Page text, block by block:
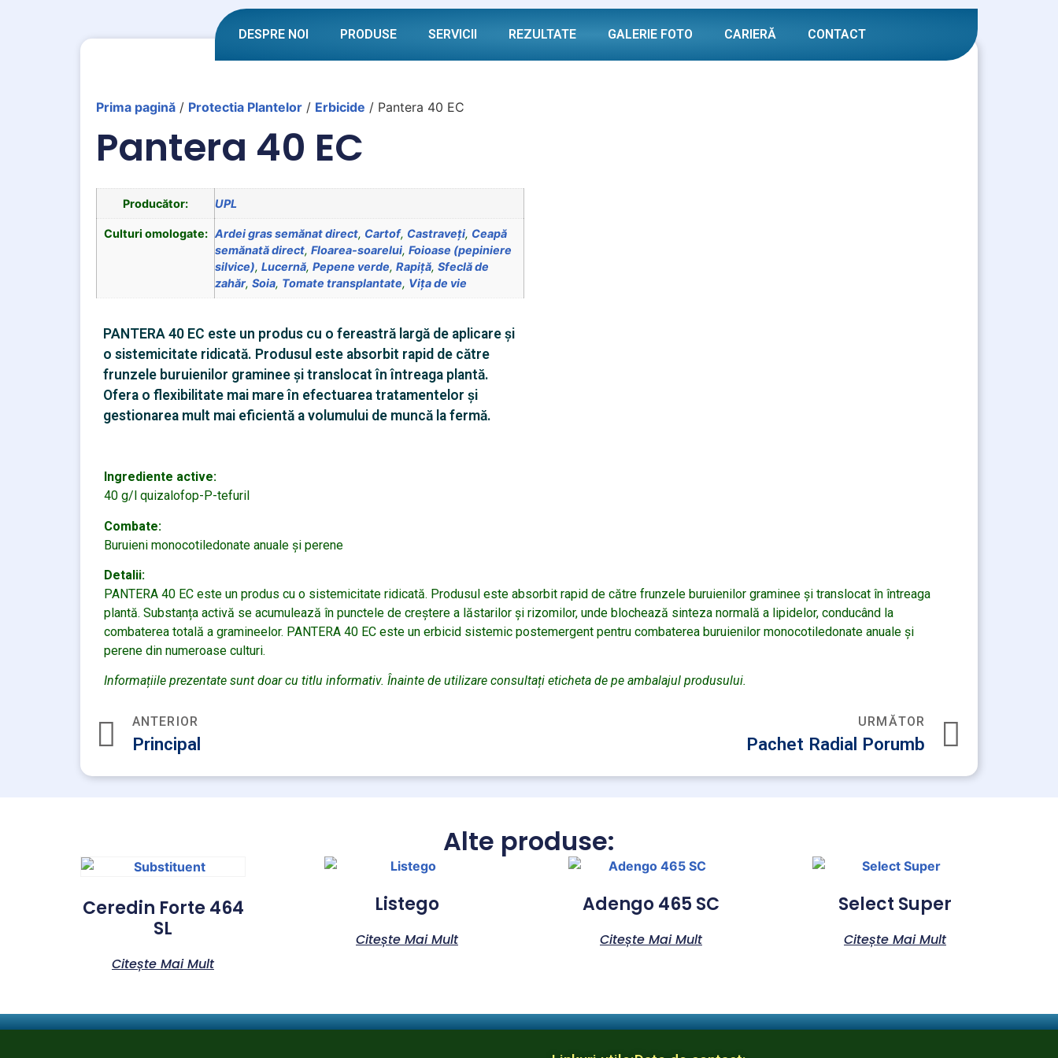
DESPRE NOI PRODUSE SERVICII REZULTATE GALERIE FOTO CARIERĂ CONTACT
Prima pagină / Protectia Plantelor / Erbicide / Pantera 40 EC
Pantera 40 EC
Producător: UPL
Culturi omologate: Ardei gras semănat direct, Cartof, Castraveţi, Ceapă
semănată direct, Floarea-soarelui, Foioase (pepiniere
silvice), Lucernă, Pepene verde, Rapiță, Sfeclă de
zahăr, Soia, Tomate transplantate, Viţa de vie
PANTERA 40 EC este un produs cu o fereastră largă de aplicare și
o sistemicitate ridicată. Produsul este absorbit rapid de către
frunzele buruienilor graminee și translocat în întreaga plantă.
Ofera o flexibilitate mai mare în efectuarea tratamentelor și
gestionarea mult mai eficientă a volumului de muncă la fermă.
Ingrediente active:
40 g/l quizalofop-P-tefuril
Combate:
Buruieni monocotiledonate anuale și perene
Detalii:
PANTERA 40 EC este un produs cu o sistemicitate ridicată. Produsul este absorbit rapid de către frunzele buruienilor graminee și translocat în întreaga
plantă. Substanța activă se acumulează în punctele de creștere a lăstarilor și rizomilor, unde blochează sinteza normală a lipidelor, conducând la
combaterea totală a gramineelor. PANTERA 40 EC este un erbicid sistemic postemergent pentru combaterea buruienilor monocotiledonate anuale și
perene din numeroase culturi.
Informațiile prezentate sunt doar cu titlu informativ. Înainte de utilizare consultați eticheta de pe ambalajul produsului.
ANTERIOR
Principal
URMĂTOR
Pachet Radial Porumb
Alte produse:
Ceredin Forte 464
SL
Citește Mai Mult
Listego
Citește Mai Mult
Adengo 465 SC
Citește Mai Mult
Select Super
Citește Mai Mult